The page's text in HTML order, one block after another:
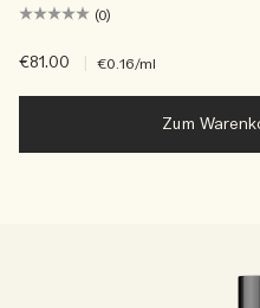
(0)
€81.00 €0.16/ml
Zum